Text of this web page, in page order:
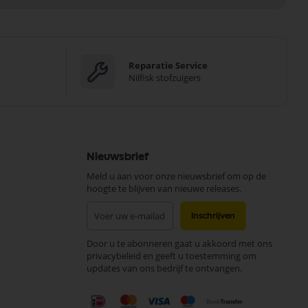
Reparatie Service
Nilfisk stofzuigers
Nieuwsbrief
Meld u aan voor onze nieuwsbrief om op de
hoogte te blijven van nieuwe releases.
onze
nieuwsbrief
Inschrijven
Door u te abonneren gaat u akkoord met ons
privacybeleid en geeft u toestemming om
updates van ons bedrijf te ontvangen.